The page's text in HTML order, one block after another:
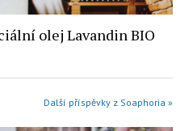
olej Lavandin BIO
Další příspěvky z Soaphoria »